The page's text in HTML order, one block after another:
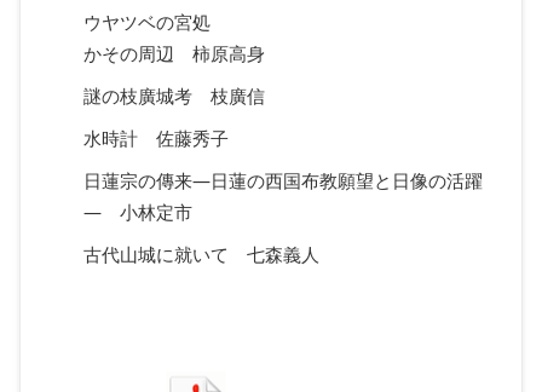
ウヤツベの宮処
かその周辺 柿原高身
謎の枝廣城考 枝廣信
水時計 佐藤秀子
日蓮宗の傳来―日蓮の西国布教願望と日像の活躍
― 小林定市
古代山城に就いて 七森義人